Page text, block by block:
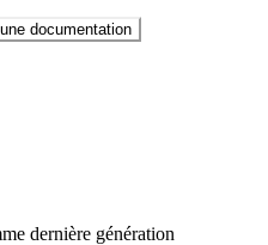
documentation
dernière génération